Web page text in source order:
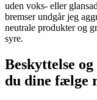
uden voks- eller
bremser undgår jeg
neutrale produkter og
syre.
Beskyttelse
du dine fælge